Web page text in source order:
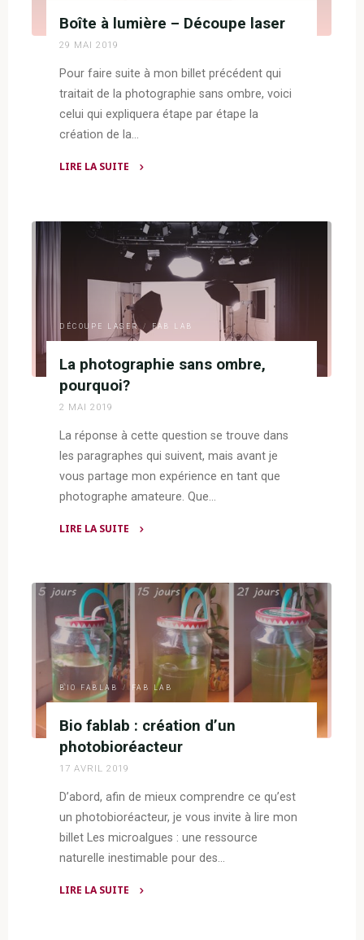
les
réseaux
Boîte à lumière – Découpe laser
29 MAI 2019
Pour faire suite à mon billet précédent qui
traitait de la photographie sans ombre, voici
celui qui expliquera étape par étape la
création de la…
LIRE LA SUITE
lumière
DÉCOUPE LASER / FAB LAB
La photographie sans ombre,
pourquoi?
2 MAI 2019
La réponse à cette question se trouve dans
les paragraphes qui suivent, mais avant je
vous partage mon expérience en tant que
photographe amateure. Que…
LIRE LA SUITE
sans
ombre,
pourquoi?"
BIO FABLAB / FAB LAB
Bio fablab : création d’un
photobioréacteur
17 AVRIL 2019
D’abord, afin de mieux comprendre ce qu’est
un photobioréacteur, je vous invite à lire mon
billet Les microalgues : une ressource
naturelle inestimable pour des…
LIRE LA SUITE